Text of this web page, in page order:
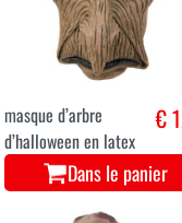
masque d’arbre
d’halloween en latex
€
Dans le panier